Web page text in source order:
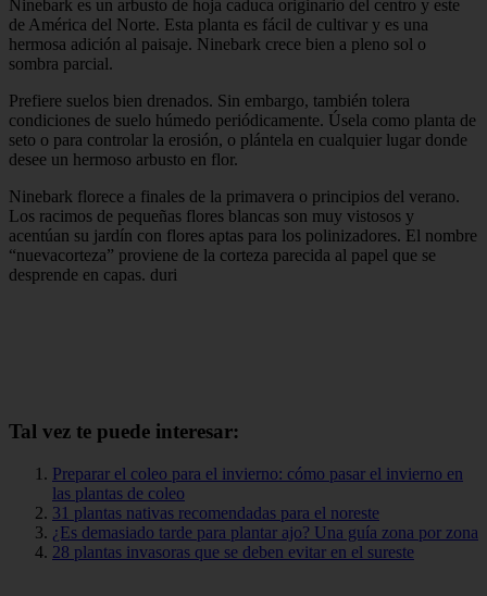
Ninebark es un arbusto de hoja caduca originario del centro y este
de América del Norte. Esta planta es fácil de cultivar y es una
hermosa adición al paisaje. Ninebark crece bien a pleno sol o
sombra parcial.
Prefiere suelos bien drenados. Sin embargo, también tolera
condiciones de suelo húmedo periódicamente. Úsela como planta de
seto o para controlar la erosión, o plántela en cualquier lugar donde
desee un hermoso arbusto en flor.
Ninebark florece a finales de la primavera o principios del verano.
Los racimos de pequeñas flores blancas son muy vistosos y
acentúan su jardín con flores aptas para los polinizadores. El nombre
“nuevacorteza” proviene de la corteza parecida al papel que se
desprende en capas. duri
Tal vez te puede interesar:
Preparar el coleo para el invierno: cómo pasar el invierno en
las plantas de coleo
31 plantas nativas recomendadas para el noreste
¿Es demasiado tarde para plantar ajo? Una guía zona por zona
28 plantas invasoras que se deben evitar en el sureste